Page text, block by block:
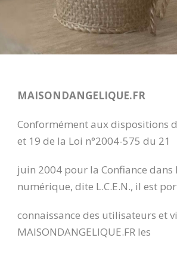
MAISONDANGELIQUE.FR
Conformément aux dispositions
et 19 de la Loi n°2004-575 du 21
juin 2004 pour la Confiance dans
numérique, dite L.C.E.N., il est
connaissance des utilisateurs et
MAISONDANGELIQUE.FR les